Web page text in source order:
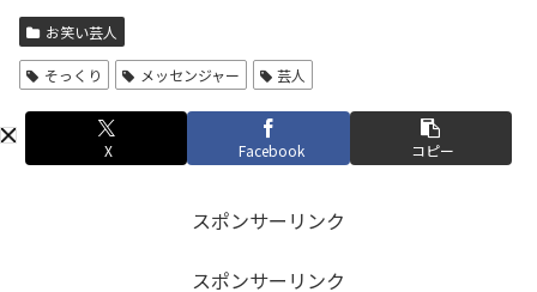
お笑い芸人
そっくり メッセンジャー 芸人
X Facebook コピー
スポンサーリンク
スポンサーリンク